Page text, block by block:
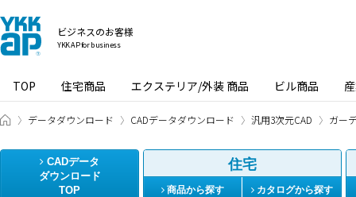
ビジネスのお客様
YKK AP for business
TOP 住宅商品 エクステリア/外装 商品 ビル商品
ビジネスのお客様 HOME
データダウンロード CADデータダウンロード 汎用3次元CAD ガー
CADデータ
ダウンロード
TOP
住宅
商品から探す カタログから探す